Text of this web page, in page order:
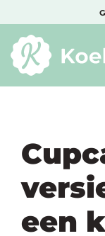
Minimum
Nieuwe
producten
een